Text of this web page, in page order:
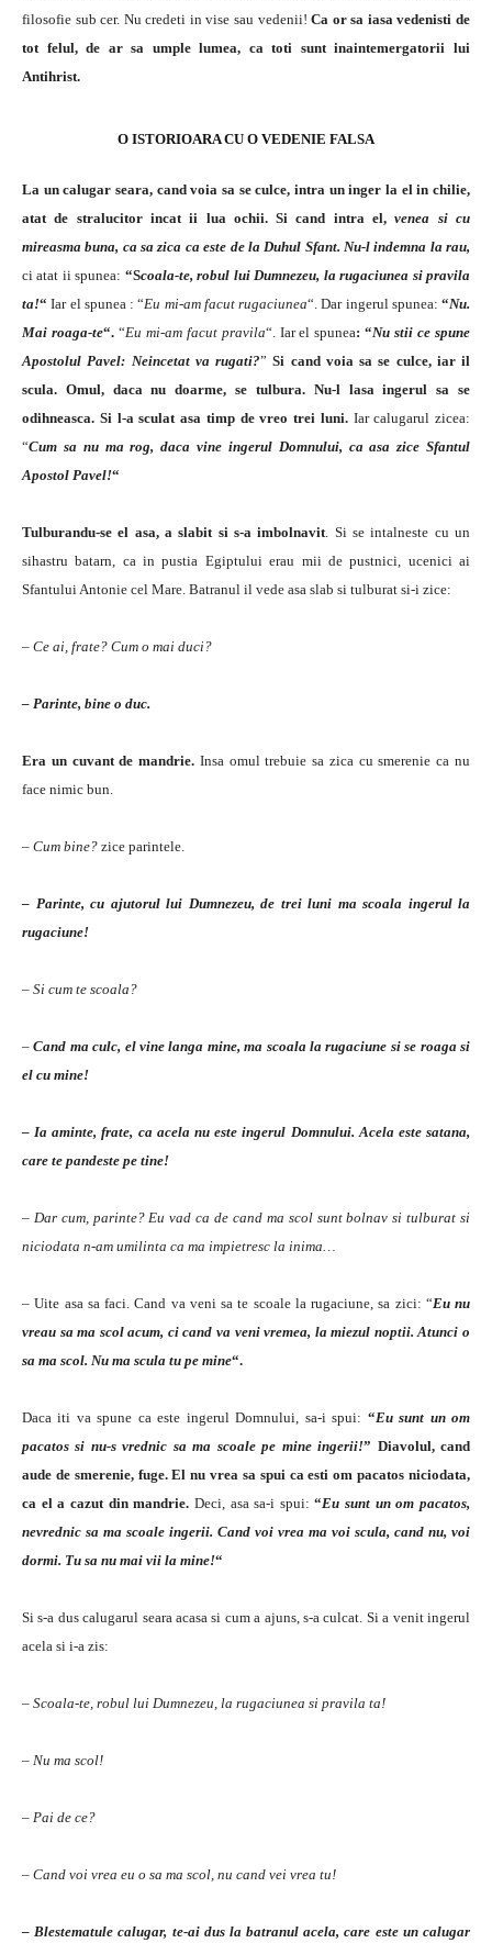
filosofie sub cer. Nu credeti in vise sau vedenii!Ca or sa iasa vedenisti de
tot felul, de ar sa umple lumea, ca toti sunt inaintemergatorii lui
Antihrist.
O ISTORIOARA CU O VEDENIE FALSA
La un calugar seara, cand voia sa se culce, intra un inger la el in chilie,
atat de stralucitor incat ii lua ochii. Si cand intra el,venea si cu
mireasma buna, ca sa zica ca este de la Duhul Sfant. Nu-l indemna la rau,
ci atat ii spunea: “Scoala-te, robul lui Dumnezeu, la rugaciunea si pravila
ta!“ Iar el spunea : “Eu mi-am facut rugaciunea“. Dar ingerul spunea: “Nu.
Mai roaga-te“.“Eu mi-am facut pravila“. Iar el spunea: “Nu stii ce spune
Apostolul Pavel: Neincetat va rugati?”Si cand voia sa se culce, iar il
scula. Omul, daca nu doarme, se tulbura. Nu-l lasa ingerul sa se
odihneasca. Si l-a sculat asa timp de vreo trei luni. Iar calugarul zicea:
“Cum sa nu ma rog, daca vine ingerul Domnului, ca asa zice Sfantul
Apostol Pavel!“
Tulburandu-se el asa, a slabit si s-a imbolnavit . Si se intalneste cu un
sihastru batarn, ca in pustia Egiptului erau mii de pustnici, ucenici ai
Sfantului Antonie cel Mare. Batranul il vede asa slab si tulburat si-i zice:
– Ce ai, frate? Cum o mai duci?
– Parinte, bine o duc.
Era un cuvant de mandrie. Insa omul trebuie sa zica cu smerenie ca nu
face nimic bun.
– Cum bine? zice parintele.
– Parinte, cu ajutorul lui Dumnezeu, de trei luni ma scoala ingerul la
rugaciune!
– Si cum te scoala?
– Cand ma culc, el vine langa mine, ma scoala la rugaciune si se roaga si
el cu mine!
– Ia aminte, frate, ca acela nu este ingerul Domnului. Acela este satana,
care te pandeste pe tine!
– Dar cum, parinte? Eu vad ca de cand ma scol sunt bolnav si tulburat si
niciodata n-am umilinta ca ma impietresc la inima…
– Uite asa sa faci. Cand va veni sa te scoale la rugaciune, sa zici: “Eu nu
vreau sa ma scol acum, ci cand va veni vremea, la miezul noptii. Atunci o
sa ma scol. Nu ma scula tu pe mine“.
Daca iti va spune ca este ingerul Domnului, sa-i spui: “Eu sunt un om
pacatos si nu-s vrednic sa ma scoale pe mine ingerii!” Diavolul, cand
aude de smerenie, fuge. El nu vrea sa spui ca esti om pacatos niciodata,
ca el a cazut din mandrie. Deci, asa sa-i spui: “Eu sunt un om pacatos,
nevrednic sa ma scoale ingerii. Cand voi vrea ma voi scula, cand nu, voi
dormi. Tu sa nu mai vii la mine!“
Si s-a dus calugarul seara acasa si cum a ajuns, s-a culcat. Si a venit ingerul
acela si i-a zis:
– Scoala-te, robul lui Dumnezeu, la rugaciunea si pravila ta!
– Nu ma scol!
– Pai de ce?
– Cand voi vrea eu o sa ma scol, nu cand vei vrea tu!
– Blestematule calugar, te-ai dus la batranul acela, care este un calugar